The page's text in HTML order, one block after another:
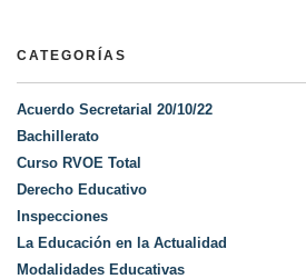
CATEGORÍAS
Acuerdo Secretarial 20/10/22
Bachillerato
Curso RVOE Total
Derecho Educativo
Inspecciones
La Educación en la Actualidad
Modalidades Educativas